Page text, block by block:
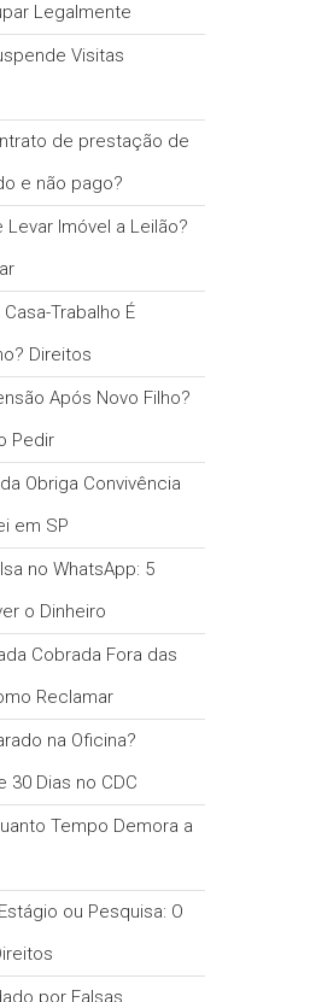
Legalmente
Visitas
de prestação de
e não pago?
Levar Imóvel a Leilão?
Trabalho É
Direitos
Após Novo Filho?
Pedir
Obriga Convivência
em SP
no WhatsApp: 5
o Dinheiro
Cobrada Fora das
Reclamar
na Oficina?
30 Dias no CDC
Tempo Demora a
ou Pesquisa: O
por Falsas